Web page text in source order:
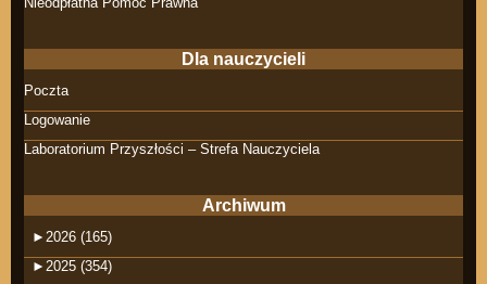
Dla nauczycieli
Poczta
Logowanie
Laboratorium Przyszłości – Strefa Nauczyciela
Archiwum
► 2026 (165)
► 2025 (354)